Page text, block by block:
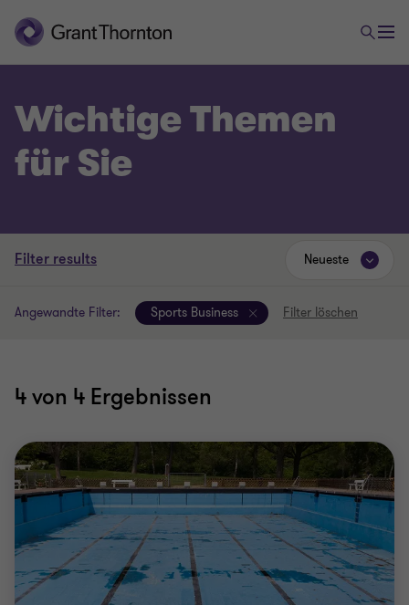
Wichtige Themen
für Sie
Filter results
Angewandte Filter: Sports Business Filter löschen
4von 4 Ergebnissen
Neueste